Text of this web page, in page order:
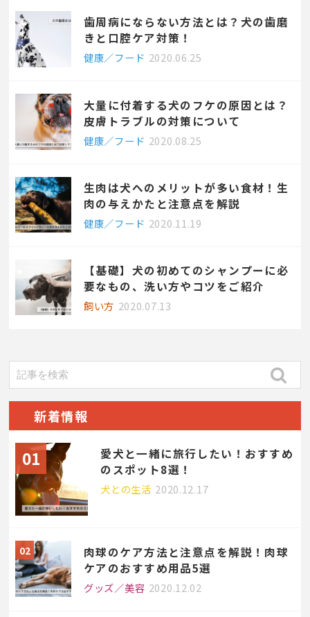
歯周病にならない方法とは？犬の歯磨
きと口腔ケア対策！
健康／フード 2020.06.25
大量に付着する犬のフケの原因とは？
皮膚トラブルの対策について
健康／フード 2020.08.25
生肉は犬へのメリットが多い食材！生
肉の与えかたと注意点を解説
健康／フード 2020.11.19
【基礎】犬の初めてのシャンプーに必
要なもの、洗い方やコツをご紹介
飼い方 2020.07.13
新着情報
愛犬と一緒に旅行したい！おすすめ
のスポット8選！
犬との生活 2020.12.17
肉球のケア方法と注意点を解説！肉球
ケアのおすすめ用品5選
グッズ／美容 2020.12.02